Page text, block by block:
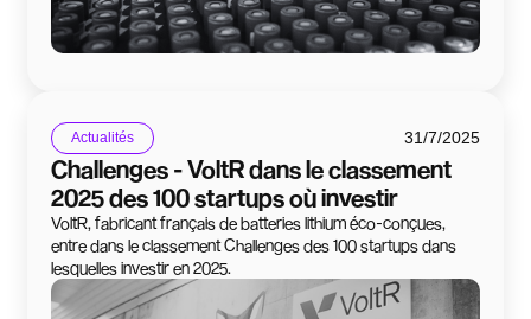
Actualités 31/7/2025
Challenges - VoltR dans le classement
2025 des 100 startups où investir
VoltR, fabricant français de batteries lithium éco-conçues,
entre dans le classement Challenges des 100 startups dans
lesquelles investir en 2025.